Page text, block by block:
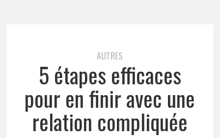
AUTRES
5 étapes efficaces
pour en finir avec une
relation compliquée